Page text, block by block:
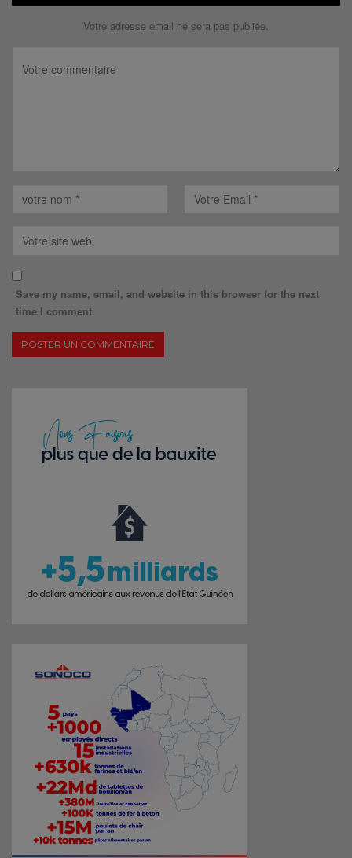
Votre adresse email ne sera pas publiée.
Save my name, email, and website in this browser for the next
time I comment.